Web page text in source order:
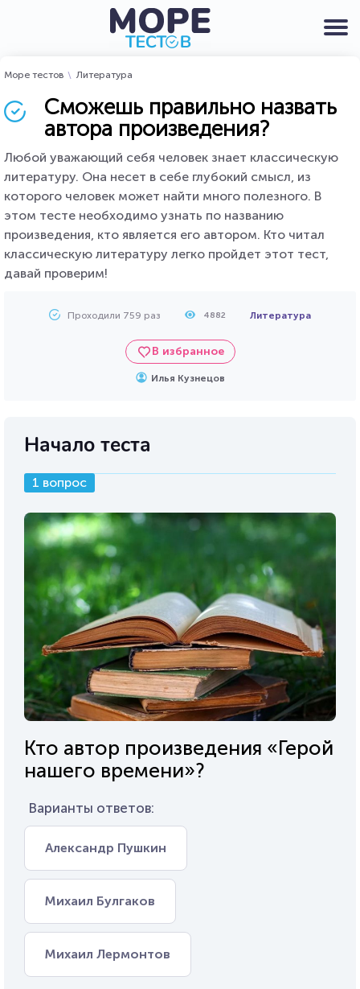
Море тестов Литература
Сможешь правильно назвать
автора произведения?
Любой уважающий себя человек знает классическую
литературу. Она несет в себе глубокий смысл, из
которого человек может найти много полезного. В
этом тесте необходимо узнать по названию
произведения, кто является его автором. Кто читал
классическую литературу легко пройдет этот тест,
давай проверим!
Проходили 759 раз 4882 Литература
В избранное
Илья Кузнецов
Начало теста
1 вопрос
Кто автор произведения «Герой
нашего времени»?
Варианты ответов:
Александр Пушкин
Михаил Булгаков
Михаил Лермонтов